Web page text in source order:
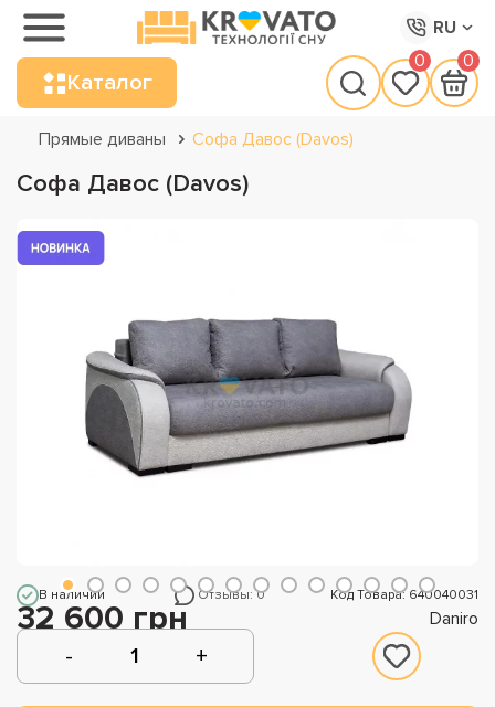
RU
Каталог
0 0
Прямые диваны Софа Давос (Davos)
Софа Давос (Davos)
В наличии Отзывы: 0 Код Товара: 640040031
32 600 грн Daniro